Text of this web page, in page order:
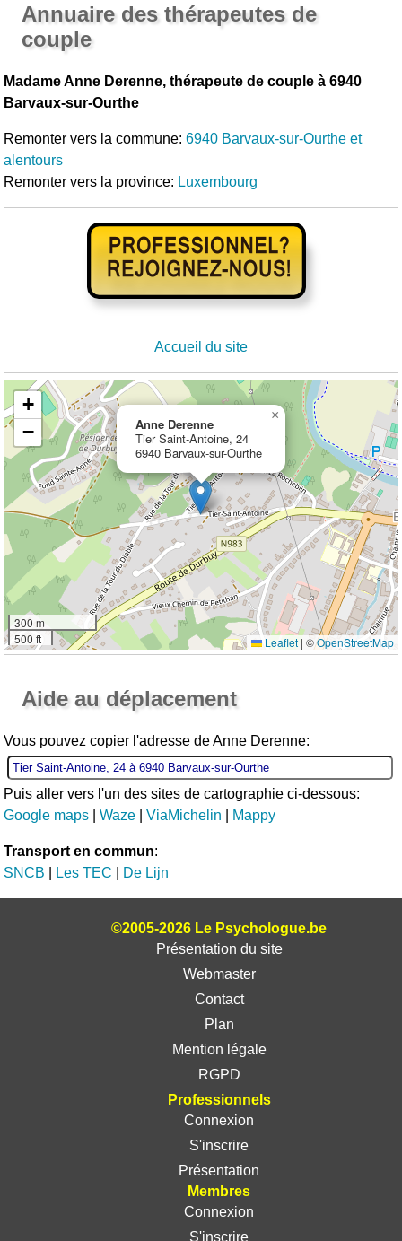
Annuaire des thérapeutes de
couple
Madame Anne Derenne, thérapeute de couple à 6940
Barvaux-sur-Ourthe
Remonter vers la commune:6940 Barvaux-sur-Ourthe et
alentours
Remonter vers la province: Luxembourg
Accueil du site
Anne Derenne
Tier Saint-Antoine, 24
6940 Barvaux-sur-Ourthe
×
+
−
300 m
500 ft
Leaflet | ©OpenStreetMap
Aide au déplacement
Vous pouvez copier l'adresse de Anne Derenne:
Puis aller vers l'un des sites de cartographie ci-dessous:
Google maps |Waze |ViaMichelin Mappy
Transport en commun:
SNCB
Les TEC De Lijn
©2005-2026 Le Psychologue.be
Présentation du site
Webmaster
Contact
Plan
Mention légale
RGPD
Professionnels
Connexion
S'inscrire
Présentation
Membres
Connexion
S'inscrire